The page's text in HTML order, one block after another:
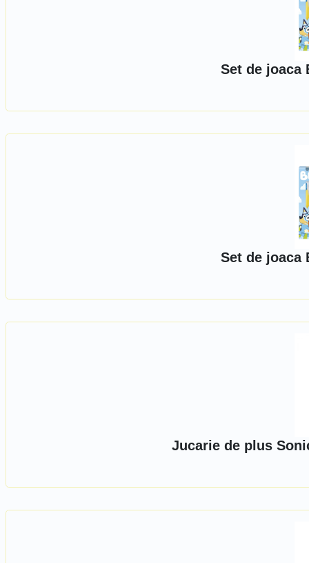
Set de joaca
Set de joaca
Jucarie de plus